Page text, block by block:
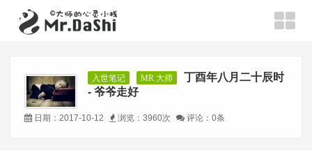
入世笔记 MR.大师
丁酉年八月二十辰时
- 爷爷走好
日期：2017-10-12 浏览：3960次 评论：0条